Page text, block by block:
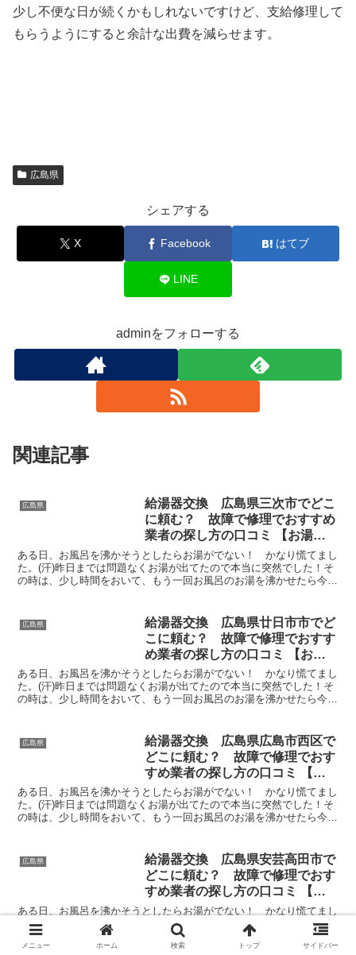
少し不便な日が続くかもしれないですけど、支給修理して
もらうようにすると余計な出費を減らせます。
広島県
シェアする
X Facebook はてブ
LINE
adminをフォローする
関連記事
広島県
給湯器交換 広島県三次市でどこ
に頼む？ 故障で修理でおすすめ
業者の探し方の口コミ 【お湯が
出ない 水漏れ】
ある日、お風呂を沸かそうとしたらお湯がでない！ かなり慌てまし
た。(汗)昨日までは問題なくお湯が出てたので本当に突然でした！そ
の時は、少し時間をおいて、もう一回お風呂のお湯を沸かせたら今度
広島県
給湯器交換 広島県廿日市市でど
こに頼む？ 故障で修理でおすす
め業者の探し方の口コミ 【お湯
が出ない 水漏れ】
ある日、お風呂を沸かそうとしたらお湯がでない！ かなり慌てまし
た。(汗)昨日までは問題なくお湯が出てたので本当に突然でした！そ
の時は、少し時間をおいて、もう一回お風呂のお湯を沸かせたら今度
広島県
給湯器交換 広島県広島市西区で
どこに頼む？ 故障で修理でおす
すめ業者の探し方の口コミ 【お
湯が出ない 水漏れ】
ある日、お風呂を沸かそうとしたらお湯がでない！ かなり慌てまし
た。(汗)昨日までは問題なくお湯が出てたので本当に突然でした！そ
の時は、少し時間をおいて、もう一回お風呂のお湯を沸かせたら今度
広島県
給湯器交換 広島県安芸高田市で
どこに頼む？ 故障で修理でおす
すめ業者の探し方の口コミ 【お
湯が出ない 水漏れ】
ある日、お風呂を沸かそうとしたらお湯がでない！ かなり慌てまし
た。(汗)昨日までは問題なくお湯が出てたので本当に突然でした！そ
の時は、少し時間をおいて、もう一回お風呂のお湯を沸かせたら今度
はお風呂にお湯がたまりだしたのでほっとしましたよ。冬...
メニュー ホーム 検索 トップ サイドバー